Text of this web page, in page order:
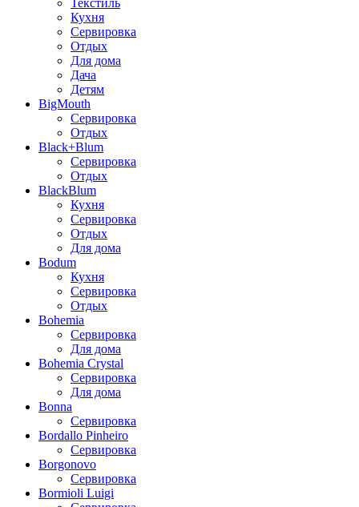
Текстиль
Кухня
Сервировка
Отдых
Для дома
Дача
Детям
BigMouth
Сервировка
Отдых
Black+Blum
Сервировка
Отдых
BlackBlum
Кухня
Сервировка
Отдых
Для дома
Bodum
Кухня
Сервировка
Отдых
Bohemia
Сервировка
Для дома
Bohemia Crystal
Сервировка
Для дома
Bonna
Сервировка
Bordallo Pinheiro
Сервировка
Borgonovo
Сервировка
Bormioli Luigi